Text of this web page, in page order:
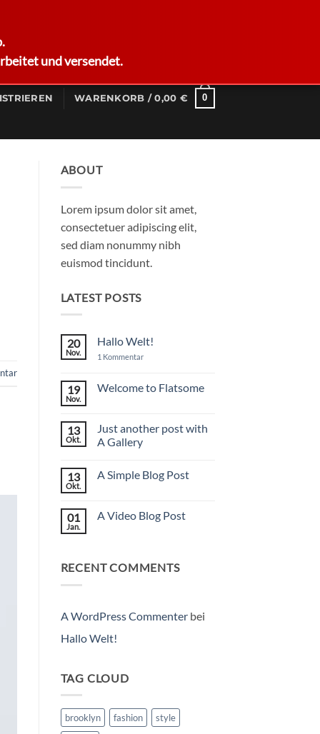
und versendet.
WARENKORB /0,00 € 0
ABOUT
Lorem ipsum dolor sit amet,
consectetuer adipiscing elit,
sed diam nonummy nibh
euismod tincidunt.
LATEST POSTS
20
Nov.
Hallo Welt!
1 Kommentarzu
19
Nov.
Welcome to Flatsome
Welcome
to
Flatsome
13
Okt.
Just another post with
A Gallery
zu
with
A
13
Okt.
A Simple Blog Post
A
01
Jan.
A Video Blog Post
Video
RECENT COMMENTS
A WordPress Commenterbei
Hallo Welt!
TAG CLOUD
brooklyn fashion
style